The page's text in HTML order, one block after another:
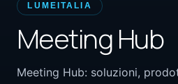
LUMEITALIA
Meeting Hub
Meeting Hub: soluzioni,